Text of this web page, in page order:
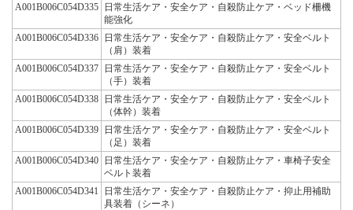
A001B006C054D335
日常生活ケア・安全ケア・自殺防止ケア・ベッド柵機
能強化
A001B006C054D336
日常生活ケア・安全ケア・自殺防止ケア・安全ベルト
（肩）装着
A001B006C054D337
日常生活ケア・安全ケア・自殺防止ケア・安全ベルト
（手）装着
A001B006C054D338
日常生活ケア・安全ケア・自殺防止ケア・安全ベルト
（体幹）装着
A001B006C054D339
日常生活ケア・安全ケア・自殺防止ケア・安全ベルト
（足）装着
A001B006C054D340
日常生活ケア・安全ケア・自殺防止ケア・車椅子安全
ベルト装着
A001B006C054D341
日常生活ケア・安全ケア・自殺防止ケア・抑止用補助
具装着（シーネ）